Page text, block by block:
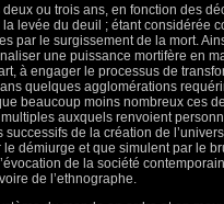
ou trois ans, en fonction des
levée du deuil ; étant considérée
par le surgissement de la mort.
une puissance mortifère en
à engager le processus de
quelques agglomérations
beaucoup moins nombreux ces
auxquels renvoient
de la création de
le démiurge et que simulent par le
de la société
de l’ethnographe.